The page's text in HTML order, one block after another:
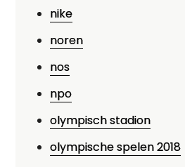
nike
noren
nos
npo
olympisch stadion
olympische spelen 2018